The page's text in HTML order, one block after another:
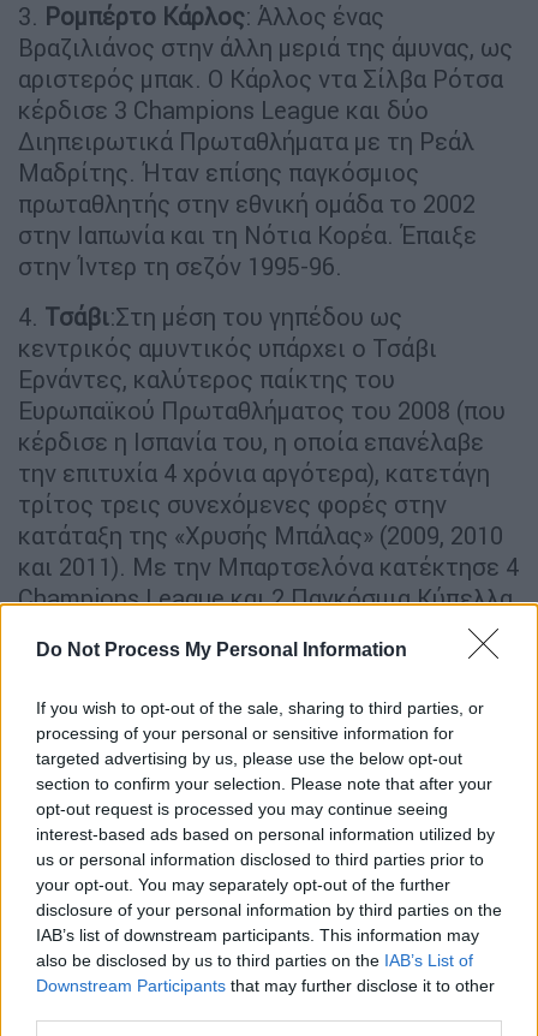
Do Not Process My Personal Information
If you wish to opt-out of the sale, sharing to third parties, or
processing of your personal or sensitive information for
targeted advertising by us, please use the below opt-out
section to confirm your selection. Please note that after your
opt-out request is processed you may continue seeing
interest-based ads based on personal information utilized by
us or personal information disclosed to third parties prior to
your opt-out. You may separately opt-out of the further
disclosure of your personal information by third parties on the
IAB’s list of downstream participants. This information may
also be disclosed by us to third parties on the IAB’s List of
Downstream Participants that may further disclose it to other
3. Ρομπέρτο Κάρλος: Άλλος ένας
Βραζιλιάνος στην άλλη μεριά της άμυνας, ως
αριστερός μπακ. Ο Κάρλος ντα Σίλβα Ρότσα
κέρδισε 3 Champions League και δύο
Διηπειρωτικά Πρωταθλήματα με τη Ρεάλ
Μαδρίτης. Ήταν επίσης παγκόσμιος
πρωταθλητής στην εθνική ομάδα το 2002
στην Ιαπωνία και τη Νότια Κορέα. Έπαιξε
στην Ίντερ τη σεζόν 1995-96.
4. Τσάβι:Στη μέση του γηπέδου ως
κεντρικός αμυντικός υπάρχει ο Τσάβι
Ερνάντες, καλύτερος παίκτης του
Ευρωπαϊκού Πρωταθλήματος του 2008 (που
κέρδισε η Ισπανία του, η οποία επανέλαβε
την επιτυχία 4 χρόνια αργότερα), κατετάγη
τρίτος τρεις συνεχόμενες φορές στην
κατάταξη της «Χρυσής Μπάλας» (2009, 2010
και 2011). Με την Μπαρτσελόνα κατέκτησε 4
Champions League και 2 Παγκόσμια Κύπελλα
Συλλόγων, ενώ έχει κατακτήσει και τη La
Liga 8 φορές.
5.Παόλο Μαλντίνι: Ξεκίνησε ως αριστερό
μπακ, αλλά ο Πάολο Μαλντίνι έπαιξε στη
συνέχεια ένα μεγάλο μέρος της καριέρας του
ως κεντρικός αμυντικός, ξεκινώντας από το
'98-99. Και εκεί είναι που η τεχνητή
νοημοσύνη τον τοποθετεί στην πρώτη
11άδα. Η σημαία της Μίλαν έχει κερδίσει 7
πρωταθλήματα, ένα Κύπελλο Ιταλίας, 5
Σούπερ Καπ Ιταλίας, 5 Champions League, 5
Σούπερ Καπ Ευρώπης, 2 Διηπειρωτικά
Κύπελλα και ένα Παγκόσμιο Κύπελλο